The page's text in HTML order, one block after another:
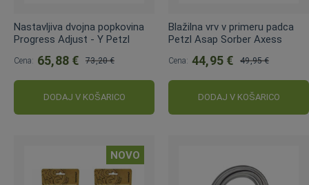
Nastavljiva dvojna popkovina
Progress Adjust - Y Petzl
Cena: 65,88 €
cena:
73,20 €
DODAJ V KOŠARICO
Blažilna vrv v primeru padca
Petzl Asap Sorber Axess
Cena: 44,95 €
cena:
49,95 €
DODAJ V KOŠARICO
NOVO